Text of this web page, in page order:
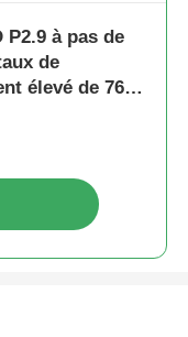
P2.9 à pas de
de
élevé de 7680